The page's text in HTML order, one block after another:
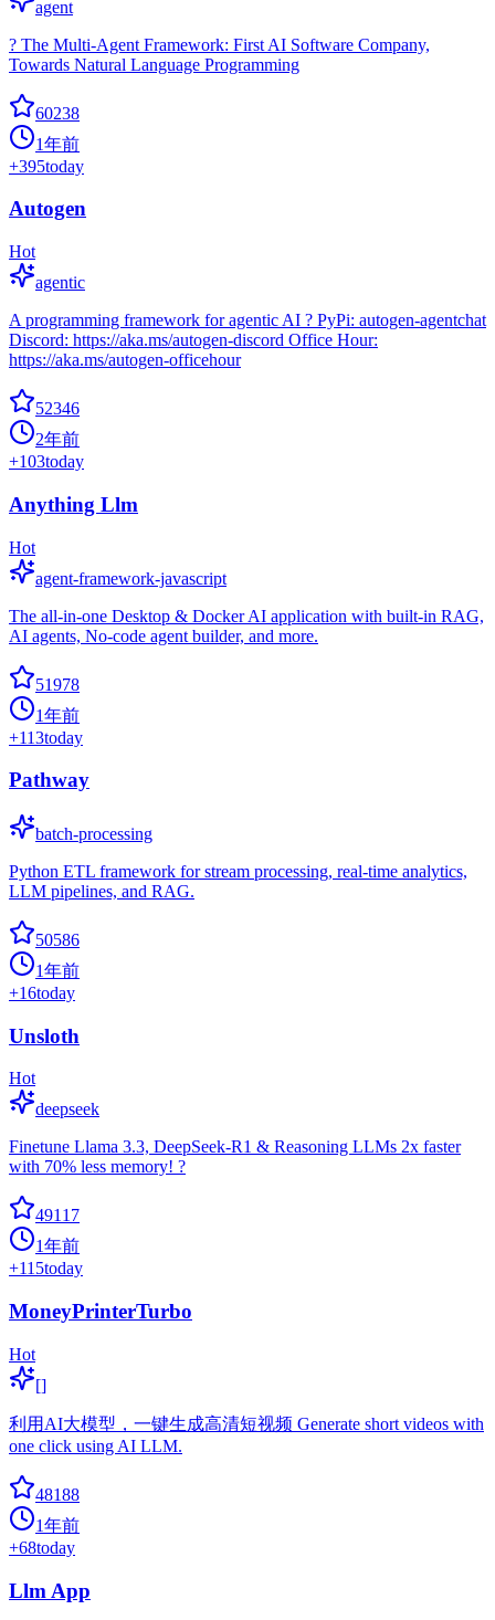
agent
? The Multi-Agent Framework: First AI Software Company,
Towards Natural Language Programming
60238
1年前
+395today
Autogen
Hot
agentic
A programming framework for agentic AI ? PyPi: autogen-agentchat
Discord: https://aka.ms/autogen-discord Office Hour:
https://aka.ms/autogen-officehour
52346
2年前
+103today
Anything Llm
Hot
agent-framework-javascript
The all-in-one Desktop & Docker AI application with built-in RAG,
AI agents, No-code agent builder, and more.
51978
1年前
+113today
Pathway
batch-processing
Python ETL framework for stream processing, real-time analytics,
LLM pipelines, and RAG.
50586
1年前
+16today
Unsloth
Hot
deepseek
Finetune Llama 3.3, DeepSeek-R1 & Reasoning LLMs 2x faster
with 70% less memory! ?
49117
1年前
+115today
MoneyPrinterTurbo
Hot
[]
利用AI大模型，一键生成高清短视频 Generate short videos with
one click using AI LLM.
48188
1年前
+68today
Llm App